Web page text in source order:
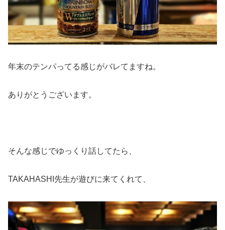
年末のテンパってる感じがバレてますね。
ありがとうございます。
そんな感じでゆっくり話してたら、
TAKAHASHI先生が遊びに来てくれて、